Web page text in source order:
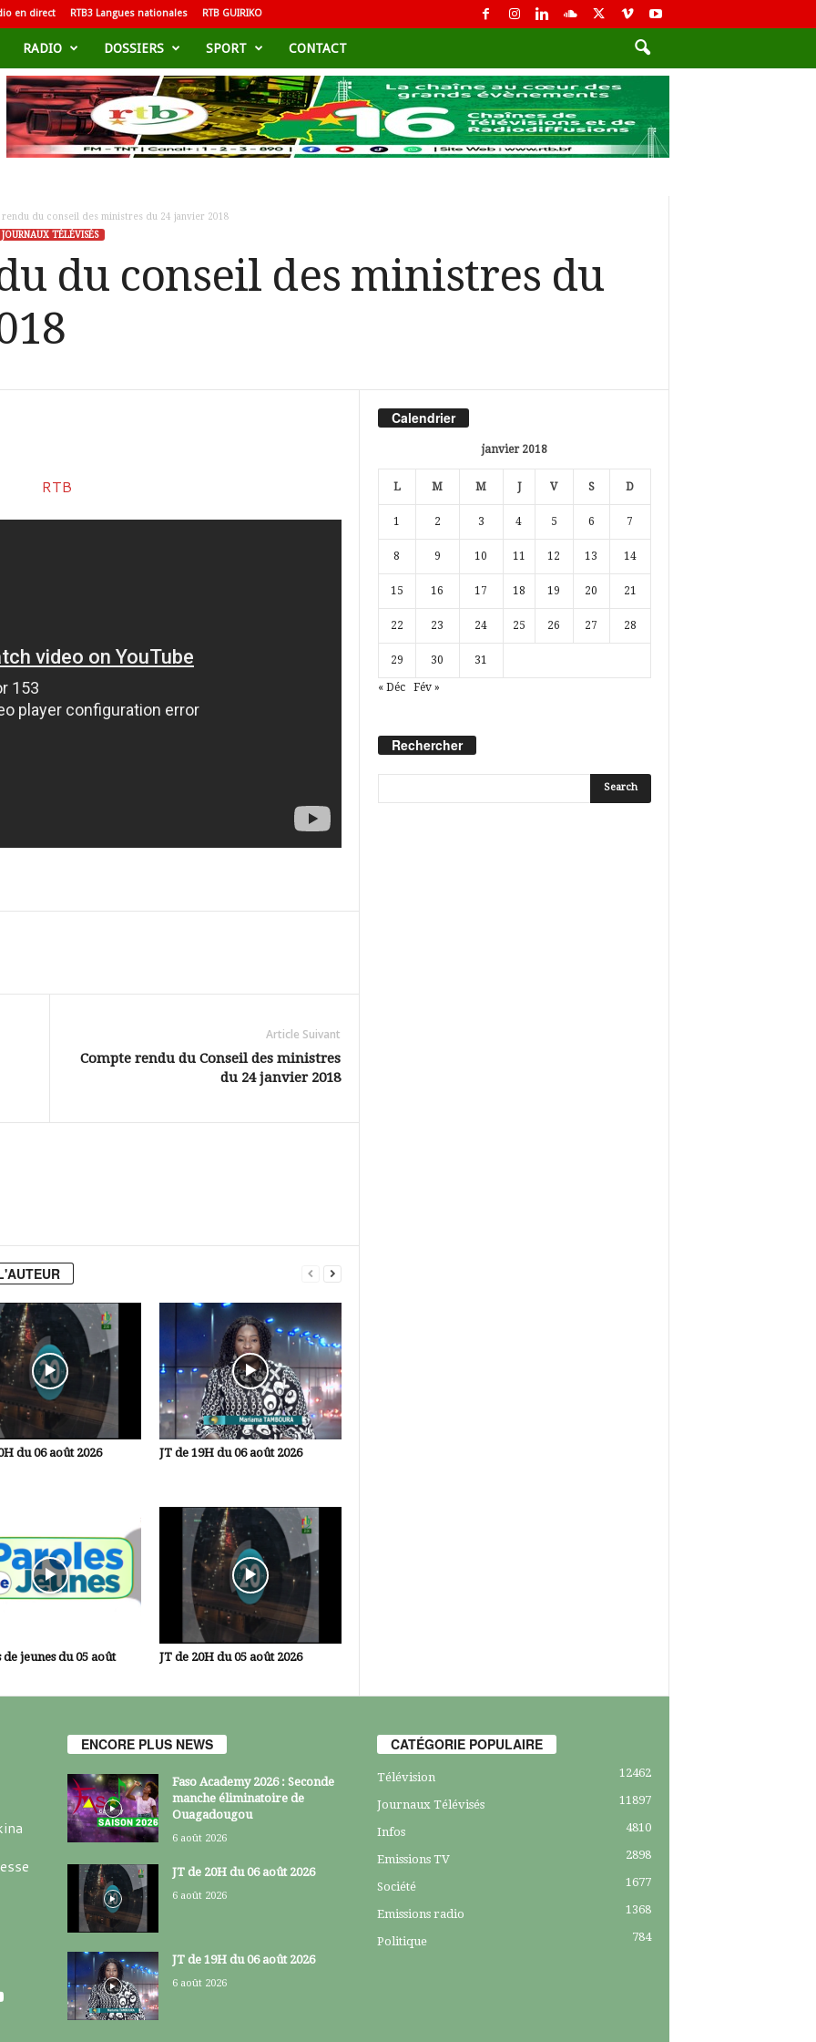
en direct RTB3 Langues nationales RTB GUIRIKO
RADIO DOSSIERS SPORT CONTACT
rendu du conseil des ministres du 24 janvier 2018
JOURNAUX TÉLÉVISÉS
du conseil des ministres du
Article Suivant
Compte rendu du Conseil des ministres
du 24 janvier 2018
du 06 août 2026 JT de 19H du 06 août 2026
de jeunes du 05 août
JT de 20H du 05 août 2026
Calendrier
janvier 2018
L M M J V S D
1 2 3 4 5 6 7
8 9 10 11 12 13 14
15 16 17 18 19 20 21
22 23 24 25 26 27 28
29 30 31
« Déc Fév »
Rechercher
ENCORE PLUS NEWS
Faso Academy 2026 : Seconde
manche éliminatoire de
Ouagadougou
6 août 2026
JT de 20H du 06 août 2026
6 août 2026
JT de 19H du 06 août 2026
6 août 2026
CATÉGORIE POPULAIRE
Télévision 12462
Journaux Télévisés 11897
Infos 4810
Emissions TV 2898
Société 1677
Emissions radio 1368
Politique 784